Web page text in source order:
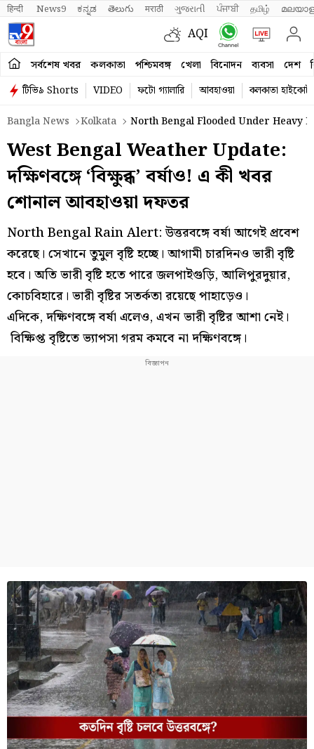
हिन्दी News9 ಕನ್ನಡ తెలుగు मराठी ગુજરાતી ਪੰਜਾਬੀ தமிழ்
AQI
সর্বশেষ খবর কলকাতা পশ্চিমবঙ্গ খেলা বিনোদন ব্যবসা দেশ
টিভি৯ Shorts VIDEO ফটো গ্যালারি আবহাওয়া
কলকাতা হাইকোর্ট
Bangla News
Kolkata North Bengal Flooded Under Heavy
West Bengal Weather Update:
দক্ষিণবঙ্গে ‘বিক্ষুব্ধ’ বর্ষাও! এ কী খবর
শোনাল আবহাওয়া দফতর
North Bengal Rain Alert: উত্তরবঙ্গে বর্ষা আগেই প্রবেশ
করেছে। সেখানে তুমুল বৃষ্টি হচ্ছে। আগামী চারদিনও ভারী বৃষ্টি
হবে। অতি ভারী বৃষ্টি হতে পারে জলপাইগুড়ি, আলিপুরদুয়ার,
কোচবিহারে। ভারী বৃষ্টির সতর্কতা রয়েছে পাহাড়েও।
এদিকে, দক্ষিণবঙ্গে বর্ষা এলেও, এখন ভারী বৃষ্টির আশা নেই।
বিক্ষিপ্ত বৃষ্টিতে ভ্যাপসা গরম কমবে না দক্ষিণবঙ্গে।